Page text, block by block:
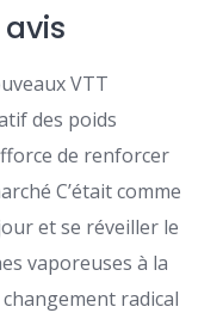
VTT
des poids
de renforcer
C’était comme
et se réveiller le
vaporeuses à la
radical